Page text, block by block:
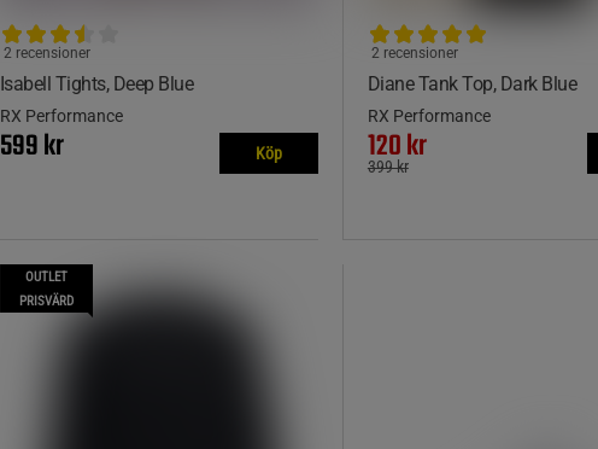
Isabell Tights, Deep Blue
2 recensioner
RX Performance
599 kr Köp
Diane Tank Top, Dark Blue
2 recensioner
RX Performance
120 kr
399 kr
OUTLET
PRISVÄRD